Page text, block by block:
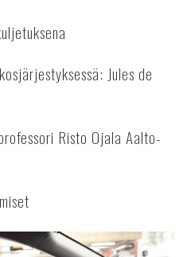
Jules de
Risto Ojala Aalto-